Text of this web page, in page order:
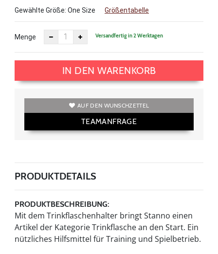
Gewählte Größe: One Size Größentabelle
Menge Versandfertig in 2 Werktagen
IN DEN WARENKORB
AUF DEN WUNSCHZETTEL
TEAMANFRAGE
PRODUKTDETAILS
PRODUKTBESCHREIBUNG:
Mit dem Trinkflaschenhalter bringt Stanno einen
Artikel der Kategorie Trinkflasche an den Start. Ein
nützliches Hilfsmittel für Training und Spielbetrieb.